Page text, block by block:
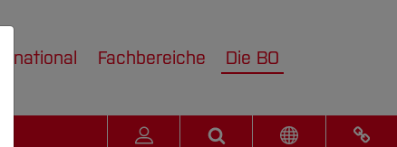
Fachbereiche Die BO